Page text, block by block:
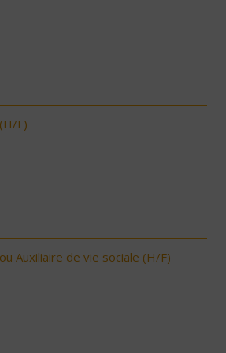
F)
Auxiliaire de vie sociale (H/F)